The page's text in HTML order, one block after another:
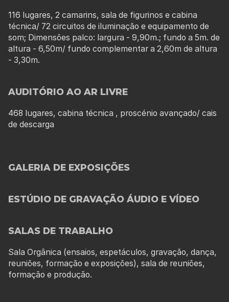
116 lugares, 2 camarins, sala de figurinos e cabina
técnica/ 72 circuitos de iluminação e equipamento de
som; Dimensões palco: largura - 9,90m.; fundo a 5m. de
altura - 6,50m/ fundo complementar a 2,60m de altura
- 3,30m.
AUDITÓRIO AO AR LIVRE
468 lugares, cabina técnica , proscénio avançado/ cais
de descarga
GALERIA DE EXPOSIÇÕES
ESTÚDIO DE GRAVAÇÃO ÁUDIO E VÍDEO
SALAS DE TRABALHO
Sala Orgânica (ensaios, espetáculos, gravação, dança,
reuniões, formação e exposições), sala de reuniões,
formação e produção.